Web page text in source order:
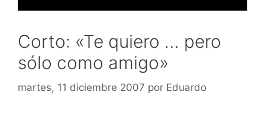
Corto: «Te quiero … pero
sólo como amigo»
martes, 11 diciembre 2007 por Eduardo